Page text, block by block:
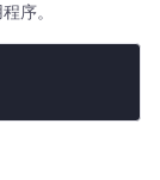
序。